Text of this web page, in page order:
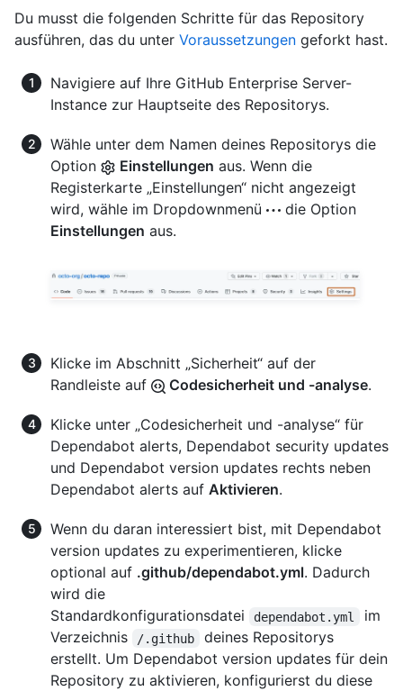
Du musst die folgenden Schritte für das Repository
ausführen, das du unter Voraussetzungen geforkt hast.
Navigiere auf Ihre GitHub Enterprise Server-
Instance zur Hauptseite des Repositorys.
Wähle unter dem Namen deines Repositorys die
Option
Einstellungen aus. Wenn die
Registerkarte „Einstellungen“ nicht angezeigt
wird, wähle im Dropdownmenü
die Option
Einstellungen aus.
Klicke im Abschnitt „Sicherheit“ auf der
Randleiste auf
Codesicherheit und -analyse.
Klicke unter „Codesicherheit und -analyse“ für
Dependabot alerts, Dependabot security updates
und Dependabot version updates rechts neben
Dependabot alerts auf Aktivieren.
Wenn du daran interessiert bist, mit Dependabot
version updates zu experimentieren, klicke
optional auf .github/dependabot.yml. Dadurch
wird die
Standardkonfigurationsdatei
dependabot.yml
im
Verzeichnis
/.github
deines Repositorys
erstellt. Um Dependabot version updates für dein
Repository zu aktivieren, konfigurierst du diese